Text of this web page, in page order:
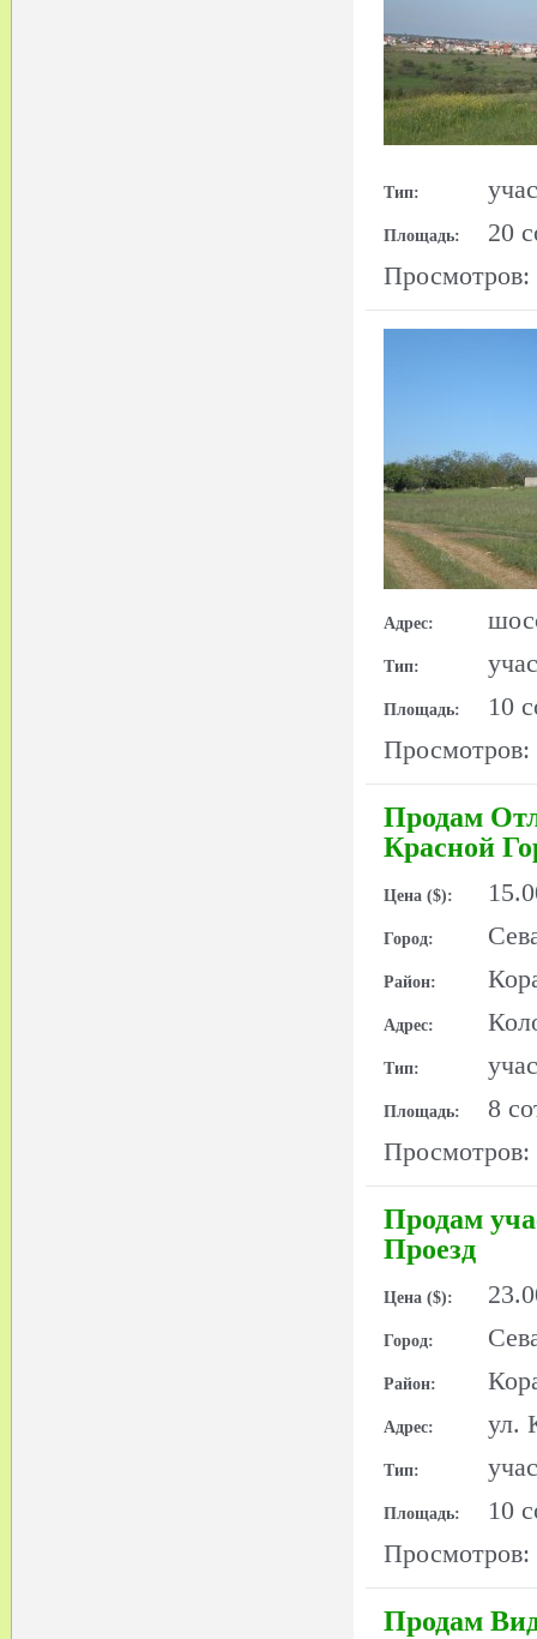
Тип:
Площадь:
20
Просмотров:
Адрес:
Тип:
Площадь:
10
Просмотров:
Продам
Красной
Цена ($):
Город:
Район:
Адрес:
Тип:
Площадь:
8
Просмотров:
Продам
Проезд
Цена ($):
Город:
Район:
Адрес: ул.
Тип:
Площадь:
10
Просмотров:
Продам